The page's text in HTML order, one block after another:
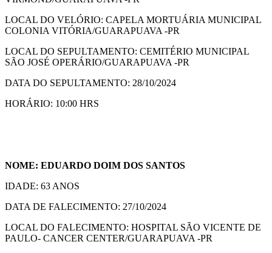
LOCAL DO VELÓRIO: CAPELA MORTUÁRIA MUNICIPAL
COLONIA VITÓRIA/GUARAPUAVA -PR
LOCAL DO SEPULTAMENTO: CEMITÉRIO MUNICIPAL
SÃO JOSÉ OPERÁRIO/GUARAPUAVA -PR
DATA DO SEPULTAMENTO: 28/10/2024
HORÁRIO: 10:00 HRS
NOME: EDUARDO DOIM DOS SANTOS
IDADE: 63 ANOS
DATA DE FALECIMENTO: 27/10/2024
LOCAL DO FALECIMENTO: HOSPITAL SÃO VICENTE DE
PAULO- CANCER CENTER/GUARAPUAVA -PR